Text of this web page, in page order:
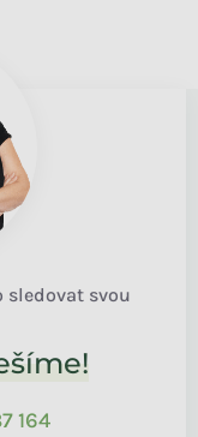
sledovat svou
164